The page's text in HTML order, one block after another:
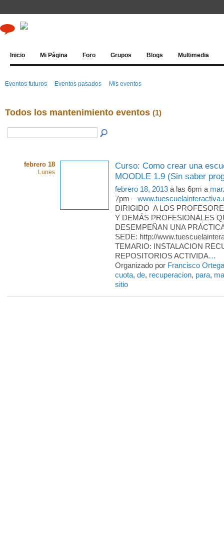
Inicio Mi Página Foro Grupos Blogs Multimedia
Eventos futuros Eventos pasados Mis eventos
Todos los mantenimiento eventos (1)
febrero 18
Lunes
Curso: Como crear una
MOODLE 1.9 (Sin saber
febrero 18, 2013 a las 6pm a
7pm –
DIRIGIDO A LOS
Y DEMÁS PROFESIONALES
DESEMPEÑAN UNA
SEDE: http://
TEMARIO: INSTALACION
REPOSITORIOS ACTIVIDA…
Organizado por Francisco
cuota, de, recuperacion, para,
sitio